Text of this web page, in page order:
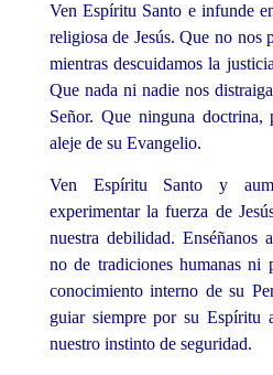
Ven Espíritu Santo e infunde
religiosa de Jesús. Que no nos
mientras descuidamos la
Que nada ni nadie nos
Señor. Que ninguna
aleje de su Evangelio.
Ven Espíritu Santo y
experimentar la fuerza de
nuestra debilidad. Enséñanos
no de tradiciones humanas ni
conocimiento interno de su
guiar siempre por su Espíritu
nuestro instinto de seguridad.